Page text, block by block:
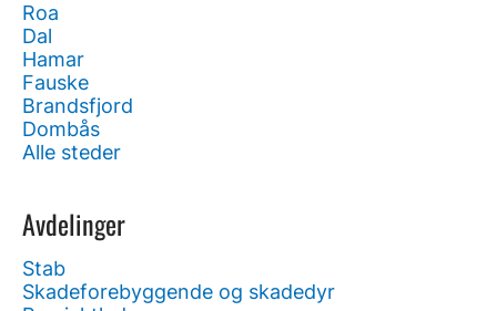
Roa
Dal
Hamar
Fauske
Brandsfjord
Dombås
Alle steder
Avdelinger
Stab
Skadeforebyggende og skadedyr